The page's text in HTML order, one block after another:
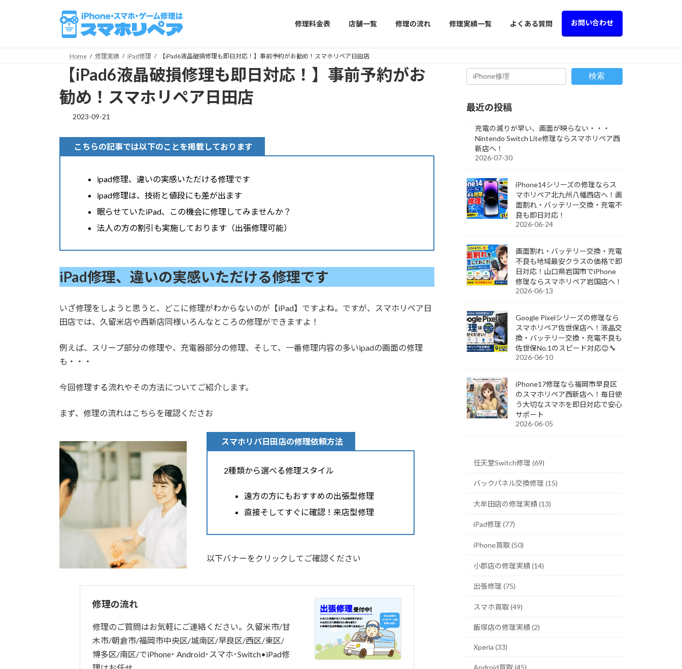
修理料金表 店舗一覧 修理の流れ 修理実績一覧 よくある質問 お問い合わせ
Home 修理実績 iPad修理 【iPad6液晶破損修理も即日対応！】事前予約がお勧め！スマホリペア日田店
【iPad6液晶破損修理も即日対応！】事前予約がお
勧め！スマホリペア日田店
2023-09-21
こちらの記事では以下のことを掲載しております
ipad修理、違いの実感いただける修理です
ipad修理は、技術と値段にも差が出ます
眠らせていたiPad、この機会に修理してみませんか？
法人の方の割引も実施しております（出張修理可能）
iPad修理、違いの実感いただける修理です
いざ修理をしようと思うと、どこに修理がわからないのが【iPad】ですよね。ですが、スマホリペア日
田店では、久留米店や西新店同様いろんなところの修理ができますよ！
例えば、スリープ部分の修理や、充電器部分の修理、そして、一番修理内容の多いipadの画面の修理
も・・・
今回修理する流れやその方法についてご紹介します。
まず、修理の流れはこちらを確認くださお
スマホリパ日田店の修理依頼方法
2種類から選べる修理スタイル
遠方の方にもおすすめの出張型修理
直接そしてすぐに確認！来店型修理
以下バナーをクリックしてご確認ください
修理の流れ
修理のご質問はお気軽にご連絡ください。久留米市/甘
木市/朝倉市/福岡市中央区/城南区/早良区/西区/東区/
博多区/南区/でiPhone･ Android･スマホ･Switch•iPad修
検索
最近の投稿
充電の減りが早い、画面が映らない・・・
Nintendo Switch Lite修理ならスマホリペア西
新店へ！
2026-07-30
iPhone14シリーズの修理ならス
マホリペア北九州八幡西店へ！画
面割れ・バッテリー交換・充電不
良も即日対応！
2026-06-24
画面割れ・バッテリー交換・充電
不良も地域最安クラスの価格で即
日対応！山口県岩国市でiPhone
修理ならスマホリペア岩国店へ！
2026-06-13
Google Pixelシリーズの修理なら
スマホリペア佐世保店へ！液晶交
換・バッテリー交換・充電不良も
佐世保No.1のスピード対応😊🔧
2026-06-10
iPhone17修理なら福岡市早良区
のスマホリペア西新店へ！毎日使
う大切なスマホを即日対応で安心
サポート
2026-06-05
任天堂Switch修理 (69)
バックパネル交換修理 (15)
大牟田店の修理実績 (13)
iPad修理 (77)
iPhone買取 (50)
小郡店の修理実績 (14)
出張修理 (75)
スマホ買取 (49)
飯塚店の修理実績 (2)
Xperia (33)
Android買取 (45)